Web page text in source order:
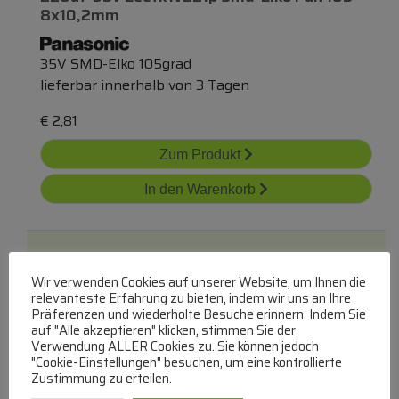
8x10,2mm
35V SMD-Elko 105grad
lieferbar innerhalb von 3 Tagen
€ 2,81
Zum Produkt
In den Warenkorb
47uf-35v Eeefk1v470ap Smd-Elko Pan 105°
6,3x5,8mm
Wir verwenden Cookies auf unserer Website, um Ihnen die
relevanteste Erfahrung zu bieten, indem wir uns an Ihre
Präferenzen und wiederholte Besuche erinnern. Indem Sie
auf "Alle akzeptieren" klicken, stimmen Sie der
Verwendung ALLER Cookies zu. Sie können jedoch
"Cookie-Einstellungen" besuchen, um eine kontrollierte
Zustimmung zu erteilen.